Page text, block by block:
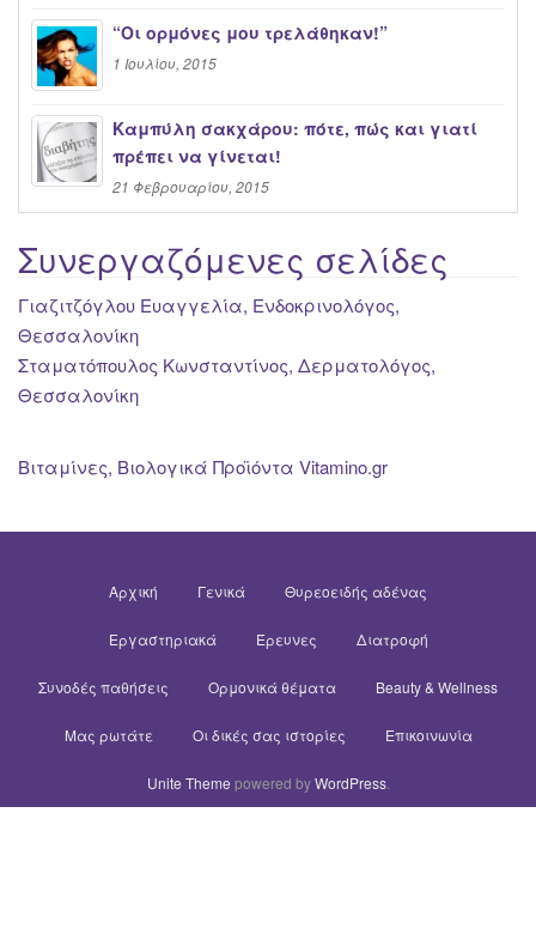
“Oι ορμόνες μου τρελάθηκαν!”
1 Ιουλίου, 2015
Καμπύλη σακχάρου: πότε, πώς και γιατί
πρέπει να γίνεται!
21 Φεβρουαρίου, 2015
Συνεργαζόμενες σελίδες
Γιαζιτζόγλου Ευαγγελία, Ενδοκρινολόγος,
Θεσσαλονίκη
Σταματόπουλος Κωνσταντίνος, Δερματολόγος,
Θεσσαλονίκη
Βιταμίνες, Βιολογικά Προϊόντα Vitamino.gr
Αρχική Γενικά Θυρεοειδής αδένας
Εργαστηριακά Έρευνες Διατροφή
Συνοδές παθήσεις Ορμονικά θέματα Beauty & Wellness
Μας ρωτάτε Οι δικές σας ιστορίες Επικοινωνία
Unite Theme powered byWordPress.